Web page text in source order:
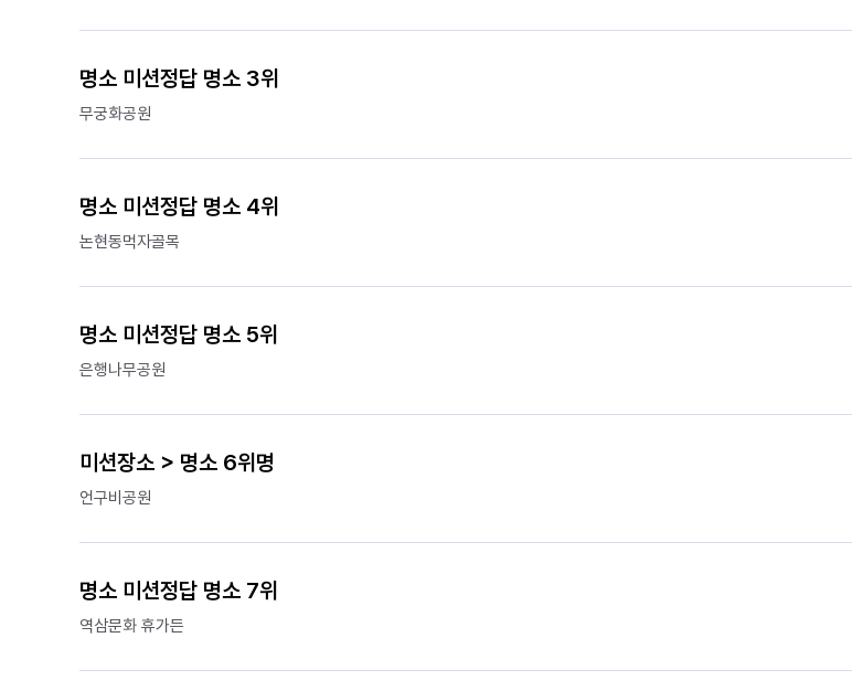
명소 미션정답 명소 3위
무궁화공원
명소 미션정답 명소 4위
논현동먹자골목
명소 미션정답 명소 5위
은행나무공원
미션장소 > 명소 6위명
언구비공원
명소 미션정답 명소 7위
역삼문화 휴가든